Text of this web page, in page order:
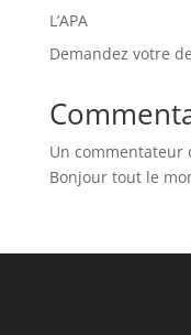
L’APA
Demandez votre
Un commentateur
Bonjour tout le